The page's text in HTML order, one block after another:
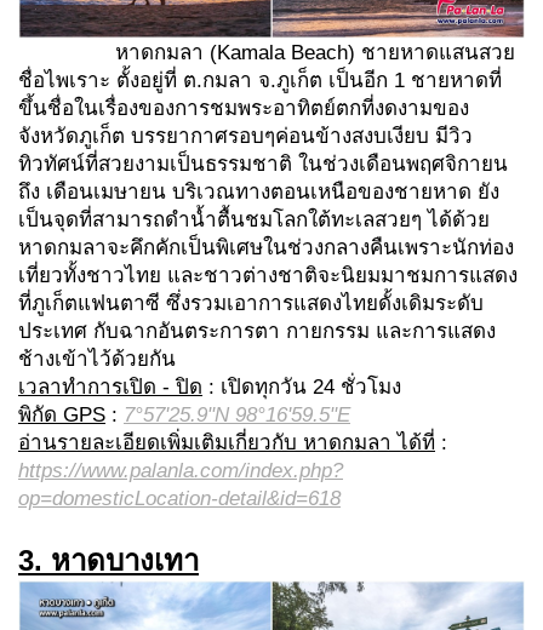
หาดกมลา (Kamala Beach) ชายหาดแสนสวย
ชื่อไพเราะ ตั้งอยู่ที่ ต.กมลา จ.ภูเก็ต เป็นอีก 1 ชายหาดที่
ขึ้นชื่อในเรื่องของการชมพระอาทิตย์ตกที่งดงามของ
จังหวัดภูเก็ต บรรยากาศรอบๆค่อนข้างสงบเงียบ มีวิว
ทิวทัศน์ที่สวยงามเป็นธรรมชาติ ในช่วงเดือนพฤศจิกายน
ถึง เดือนเมษายน บริเวณทางตอนเหนือของชายหาด ยัง
เป็นจุดที่สามารถดำน้ำตื้นชมโลกใต้ทะเลสวยๆ ได้ด้วย
หาดกมลาจะคึกคักเป็นพิเศษในช่วงกลางคืนเพราะนักท่อง
เที่ยวทั้งชาวไทย และชาวต่างชาติจะนิยมมาชมการแสดง
ที่ภูเก็ตแฟนตาซี ซึ่งรวมเอาการแสดงไทยดั้งเดิมระดับ
ประเทศ กับฉากอันตระการตา กายกรรม และการแสดง
ช้างเข้าไว้ด้วยกัน
เวลาทำการเปิด - ปิด : เปิดทุกวัน 24 ชั่วโมง
พิกัด GPS : 7°57'25.9"N 98°16'59.5"E
อ่านรายละเอียดเพิ่มเติมเกี่ยวกับ หาดกมลา ได้ที่ :
https://www.palanla.com/index.php?
op=domesticLocation-detail&id=618
3. หาดบางเทา